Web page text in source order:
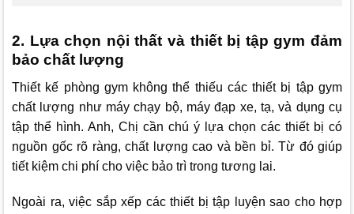
2. Lựa chọn nội thất và thiết bị tập gym đảm
bảo chất lượng
Thiết kế phòng gym không thể thiếu các thiết bị tập gym
chất lượng như máy chạy bộ, máy đạp xe, tạ, và dụng cụ
tập thể hình. Anh, Chị cần chú ý lựa chọn các thiết bị có
nguồn gốc rõ ràng, chất lượng cao và bền bỉ. Từ đó giúp
tiết kiệm chi phí cho việc bảo trì trong tương lai.
Ngoài ra, việc sắp xếp các thiết bị tập luyện sao cho hợp